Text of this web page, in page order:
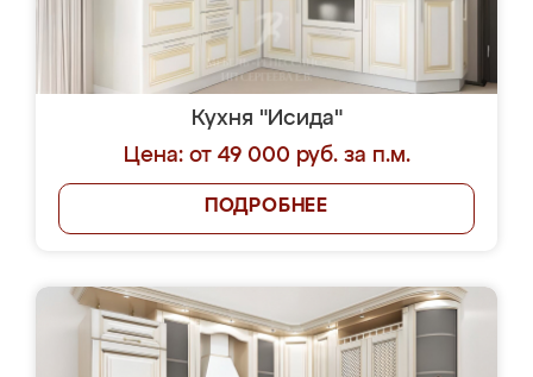
Кухня "Исида"
Цена: от 49 000 руб. за п.м.
ПОДРОБНЕЕ